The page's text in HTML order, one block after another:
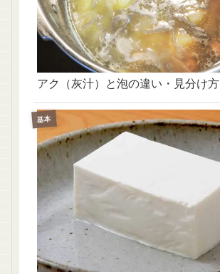
アク（灰汁）と泡の違い・見分け方
基本